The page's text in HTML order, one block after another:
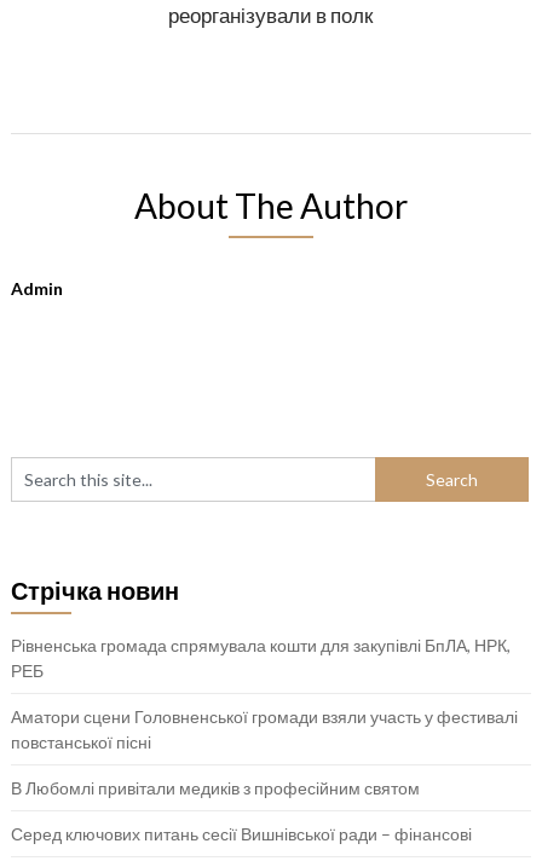
реорганізували в полк
About The Author
Admin
Стрічка новин
Рівненська громада спрямувала кошти для закупівлі БпЛА, НРК,
РЕБ
Аматори сцени Головненської громади взяли участь у фестивалі
повстанської пісні
В Любомлі привітали медиків з професійним святом
Серед ключових питань сесії Вишнівської ради – фінансові